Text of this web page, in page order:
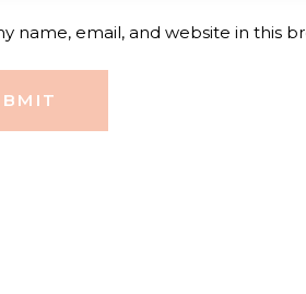
name, email, and website in this